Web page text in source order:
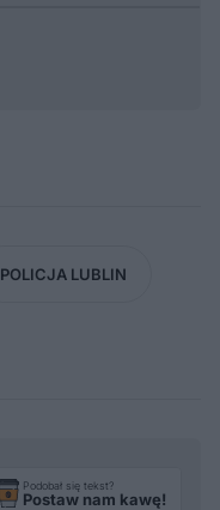
POLICJA LUBLIN
Podobał się tekst?
Postaw nam kawę!